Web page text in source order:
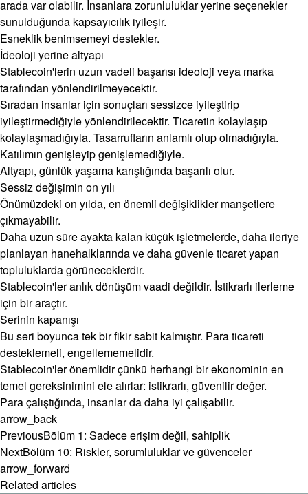
arada var olabilir. İnsanlara zorunluluklar yerine seçenekler
sunulduğunda kapsayıcılık iyileşir.
Esneklik benimsemeyi destekler.
İdeoloji yerine altyapı
Stablecoin'lerin uzun vadeli başarısı ideoloji veya marka
tarafından yönlendirilmeyecektir.
Sıradan insanlar için sonuçları sessizce iyileştirip
iyileştirmediğiyle yönlendirilecektir. Ticaretin kolaylaşıp
kolaylaşmadığıyla. Tasarrufların anlamlı olup olmadığıyla.
Katılımın genişleyip genişlemediğiyle.
Altyapı, günlük yaşama karıştığında başarılı olur.
Sessiz değişimin on yılı
Önümüzdeki on yılda, en önemli değişiklikler manşetlere
çıkmayabilir.
Daha uzun süre ayakta kalan küçük işletmelerde, daha ileriye
planlayan hanehalklarında ve daha güvenle ticaret yapan
topluluklarda görüneceklerdir.
Stablecoin'ler anlık dönüşüm vaadi değildir. İstikrarlı ilerleme
için bir araçtır.
Serinin kapanışı
Bu seri boyunca tek bir fikir sabit kalmıştır. Para ticareti
desteklemeli, engellememelidir.
Stablecoin'ler önemlidir çünkü herhangi bir ekonominin en
temel gereksinimini ele alırlar: istikrarlı, güvenilir değer.
Para çalıştığında, insanlar da daha iyi çalışabilir.
arrow_back
PreviousBölüm 1: Sadece erişim değil, sahiplik
NextBölüm 10: Riskler, sorumluluklar ve güvenceler
arrow_forward
Related articles